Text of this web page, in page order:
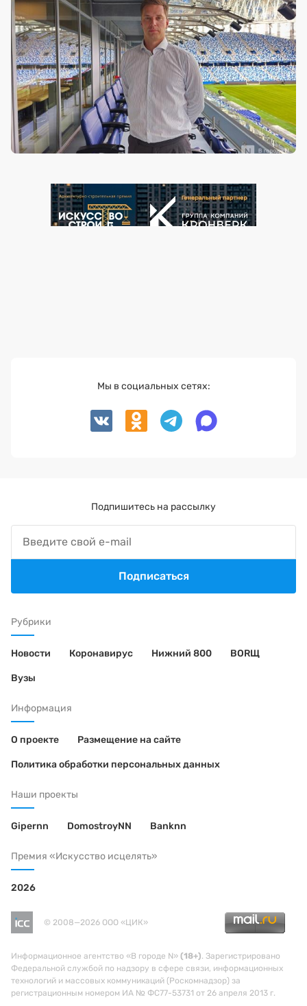
Рубрики
Новости Коронавирус Нижний 800 BORЩ
Вузы
Информация
О проекте Размещение на сайте
Политика обработки персональных данных
Наши проекты
Gipernn DomostroyNN Banknn
Премия «Искусство исцелять»
2026
© 2008—2026 ООО «ЦИК»
Информационное агентство «В городе N» (18+). Зарегистрировано
Федеральной службой по надзору в сфере связи, информационных
технологий и массовых коммуникаций (Роскомнадзор) за
регистрационным номером ИА № ФС77-53731 от 26 апреля 2013 г.
Мы в социальных сетях:
Подпишитесь на рассылку
Подписаться